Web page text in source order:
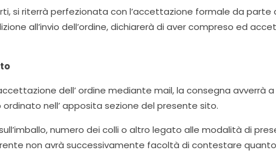
si riterrà perfezionata con l’accettazione formale da
all’invio dell’ordine, dichiarerà di aver compreso ed
dell’ ordine mediante mail, la consegna
nell’ apposita sezione del presente sito.
numero dei colli o altro legato alle modalità di
non avrà successivamente facoltà di contestare